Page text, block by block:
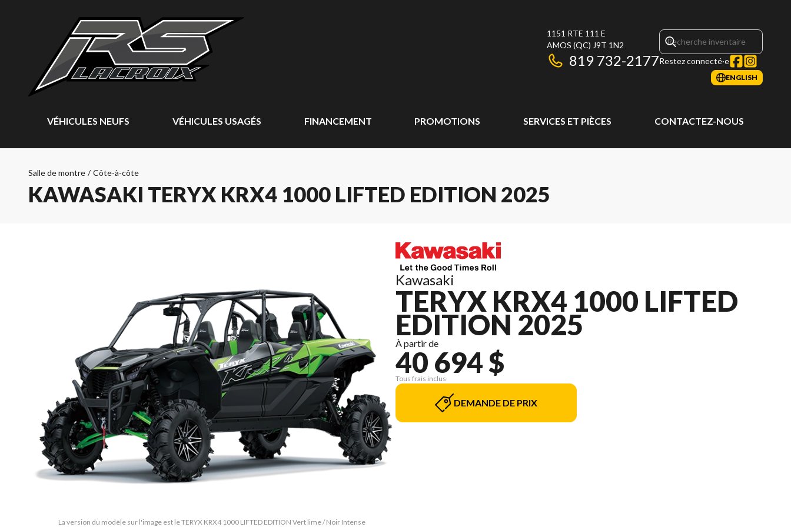
1151 RTE 111 E
AMOS (QC) J9T 1N2
819 732-2177Restez connecté·e
ENGLISH
VÉHICULES NEUFS VÉHICULES USAGÉS FINANCEMENT PROMOTIONS SERVICES ET PIÈCES CONTACTEZ-NOUS
Salle de montre / Côte-à-côte
KAWASAKI TERYX KRX4 1000 LIFTED EDITION 2025
La version du modèle sur l'image est le TERYX KRX4 1000 LIFTED EDITION Vert lime / Noir Intense
Kawasaki
TERYX KRX4 1000 LIFTED
EDITION 2025
À partir de
40 694 $
Tous frais inclus
DEMANDE DE PRIX